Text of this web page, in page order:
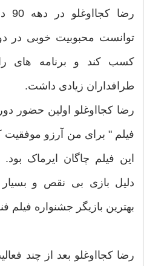
رضا
توانست محبوبیت خوبی در
کسب کند و برنامه های
طرافداران زیادی داشت.
فیلم " برای من آرزو موفقیت
این فیلم چاگان ایرماک
دلیل بازی بی نقص و بسیار
بهترین بازیگر جشنواره فیلم
رضا کجااوغلو بعد از چند